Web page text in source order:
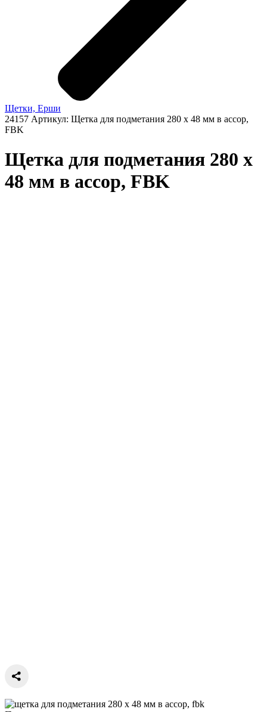
Щетки, Ерши
24157 Артикул: Щетка для подметания 280 x 48 мм в ассор,
FBK
Щетка для подметания 280 x
48 мм в ассор, FBK